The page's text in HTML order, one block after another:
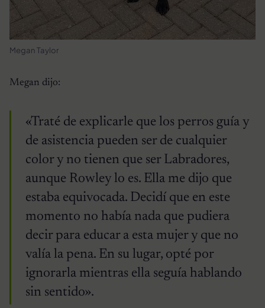
Megan Taylor
Megan dijo:
«Traté de explicarle que los perros guía y
de asistencia pueden ser de cualquier
color y no tienen que ser Labradores,
aunque Rowley lo es. Ella me dijo que
estaba equivocada. Decidí que en este
momento no había nada que pudiera
decir para educar a esta mujer y que no
valía la pena. En su lugar, opté por
ignorarla mientras ella seguía hablando
sin sentido».